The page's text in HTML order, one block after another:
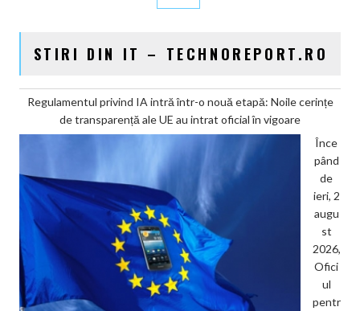
STIRI DIN IT – TECHNOREPORT.RO
Regulamentul privind IA intră într-o nouă etapă: Noile cerințe
de transparență ale UE au intrat oficial în vigoare
Înce
pând
de
ieri, 2
augu
st
2026,
Ofici
ul
pentr